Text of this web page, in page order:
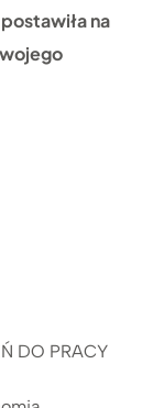
na
DO PRACY